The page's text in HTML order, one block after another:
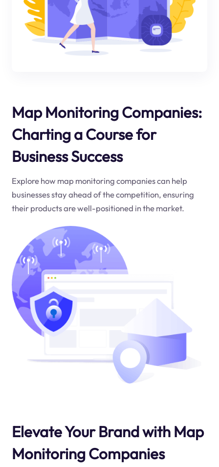
Map Monitoring Companies:
Charting a Course for
Business Success
Explore how map monitoring companies can help
businesses stay ahead of the competition, ensuring
their products are well-positioned in the market.
Elevate Your Brand with Map
Monitoring Companies